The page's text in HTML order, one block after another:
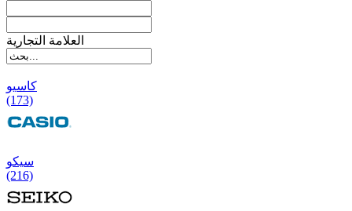
العلامة التجارية
کاسیو
(173)
سیکو
(216)